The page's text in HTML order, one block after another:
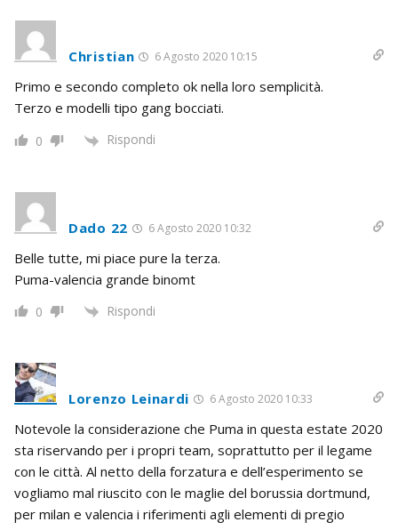
Christian 6 Agosto 2020 10:15
Primo e secondo completo ok nella loro semplicità.
Terzo e modelli tipo gang bocciati.
0 Rispondi
Dado 22 6 Agosto 2020 10:32
Belle tutte, mi piace pure la terza.
Puma-valencia grande binomt
0 Rispondi
Lorenzo Leinardi 6 Agosto 2020 10:33
Notevole la considerazione che Puma in questa estate 2020
sta riservando per i propri team, soprattutto per il legame
con le città. Al netto della forzatura e dell’esperimento se
vogliamo mal riuscito con le maglie del borussia dortmund,
per milan e valencia i riferimenti agli elementi di pregio